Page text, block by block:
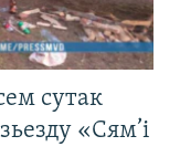
сутак
«Сям’і